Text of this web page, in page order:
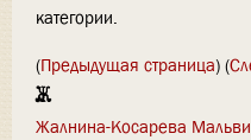
категории.
(Предыдущая страница) (
Ж
Жалнина-Косарева